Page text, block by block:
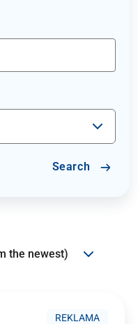
Search
REKLAMA